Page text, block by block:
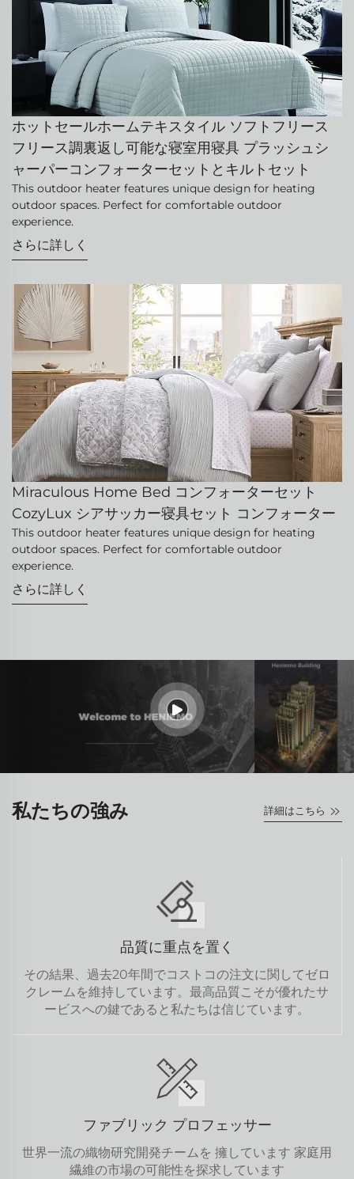
ホットセールホームテキスタイル ソフトフリース
フリース調裏返し可能な寝室用寝具 プラッシュシ
ャーパーコンフォーターセットとキルトセット
This outdoor heater features unique design for heating
outdoor spaces. Perfect for comfortable outdoor
experience.
さらに詳しく
Miraculous Home Bed コンフォーターセット
CozyLux シアサッカー寝具セット コンフォーター
This outdoor heater features unique design for heating
outdoor spaces. Perfect for comfortable outdoor
experience.
さらに詳しく
私たちの強み 詳細はこちら
品質に重点を置く
その結果、過去20年間でコストコの注文に関してゼロ
クレームを維持しています。最高品質こそが優れたサ
ービスへの鍵であると私たちは信じています。
ファブリック プロフェッサー
世界一流の織物研究開発チームを 擁しています 家庭用
繊維の市場の可能性を探求しています